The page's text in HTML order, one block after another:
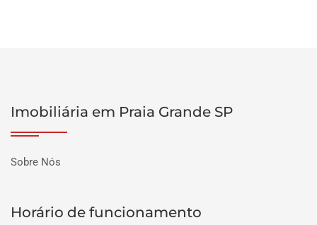
Imobiliária em Praia Grande SP
Sobre Nós
Horário de funcionamento